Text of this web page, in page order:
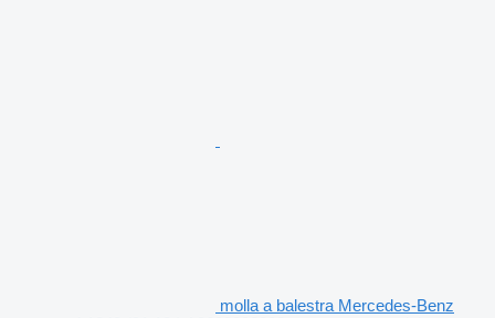
molla a balestra Mercedes-Benz